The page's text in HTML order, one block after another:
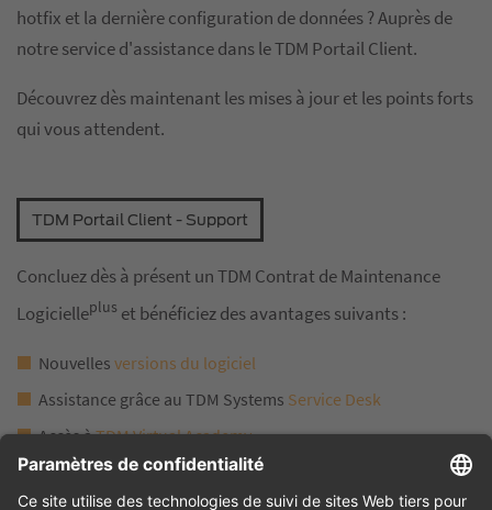
hotfix et la dernière configuration de données ? Auprès de
notre service d'assistance dans le TDM Portail Client.
Découvrez dès maintenant les mises à jour et les points forts
qui vous attendent.
TDM Portail Client - Support
Concluez dès à présent un TDM Contrat de Maintenance
Logicielleplus et bénéficiez des avantages suivants :
Nouvelles versions du logiciel
Assistance grâce au TDM Systems Service Desk
Accès àTDM Virtual Academy
Participation auxwebinaires